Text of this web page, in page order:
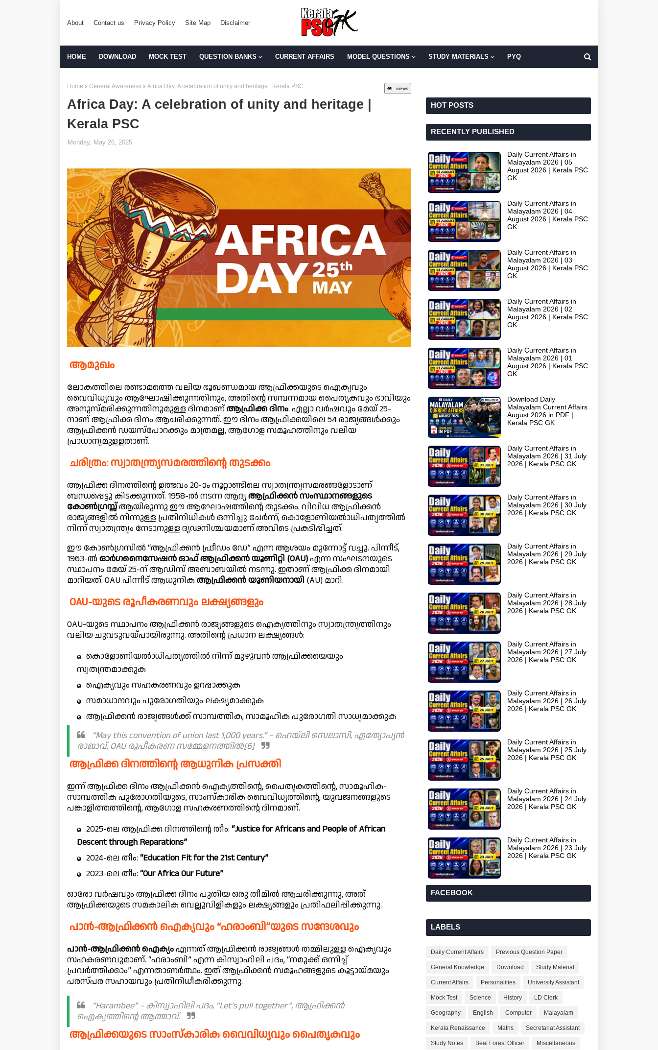
About Contact us Privacy Policy Site Map Disclaimer
HOME DOWNLOAD MOCK TEST QUESTION BANKS CURRENT AFFAIRS MODEL QUESTIONS STUDY MATERIALS PYQ
views
Home General Awareness Africa Day: A celebration of unity and heritage | Kerala PSC
Africa Day: A celebration of unity and heritage |
Kerala PSC
Monday, May 26, 2025
ആമുഖം
ലോകത്തിലെ രണ്ടാമത്തെ വലിയ ഭൂഖണ്ഡമായ ആഫ്രിക്കയുടെ ഐക്യവും
വൈവിധ്യവും ആഘോഷിക്കുന്നതിനും, അതിന്റെ സമ്പന്നമായ പൈതൃകവും ഭാവിയും
അനുസ്മരിക്കുന്നതിനുമുള്ള ദിനമാണ്ആഫ്രിക്ക ദിനം. എല്ലാ വർഷവും മേയ് 25-
നാണ് ആഫ്രിക്ക ദിനം ആചരിക്കുന്നത്. ഈ ദിനം ആഫ്രിക്കയിലെ 54 രാജ്യങ്ങൾക്കും
ആഫ്രിക്കൻ ഡയസ്പോറക്കും മാത്രമല്ല, ആഗോള സമൂഹത്തിനും വലിയ
പ്രാധാന്യമുള്ളതാണ്.
ചരിത്രം: സ്വാതന്ത്ര്യസമരത്തിന്റെ തുടക്കം
ആഫ്രിക്ക ദിനത്തിന്റെ ഉത്ഭവം 20-ാം നൂറ്റാണ്ടിലെ സ്വാതന്ത്ര്യസമരങ്ങളോടാണ്
ബന്ധപ്പെട്ടു കിടക്കുന്നത്. 1958-ൽ നടന്ന ആദ്യ ആഫ്രിക്കൻ സംസ്ഥാനങ്ങളുടെ
കോൺഗ്രസ്സ്ആയിരുന്നു ഈ ആഘോഷത്തിന്റെ തുടക്കം. വിവിധ ആഫ്രിക്കൻ
രാജ്യങ്ങളിൽ നിന്നുള്ള പ്രതിനിധികൾ ഒന്നിച്ചു ചേർന്ന്, കൊളോണിയൽാധിപത്യത്തിൽ
നിന്ന് സ്വാതന്ത്ര്യം നേടാനുള്ള ദൃഢനിശ്ചയമാണ് അവിടെ പ്രകടിപ്പിച്ചത്.
ഈ കോൺഗ്രസിൽ “ആഫ്രിക്കൻ ഫ്രീഡം ഡേ” എന്ന ആശയം മുന്നോട്ട് വച്ചു. പിന്നീട്,
1963-ൽ ഓർഗനൈസേഷൻ ഓഫ് ആഫ്രിക്കൻ യൂണിറ്റി (OAU)എന്ന സംഘടനയുടെ
സ്ഥാപനം മേയ് 25-ന് ആഡിസ് അബാബയിൽ നടന്നു. ഇതാണ് ആഫ്രിക്ക ദിനമായി
മാറിയത്. OAU പിന്നീട് ആധുനിക ആഫ്രിക്കൻ യൂണിയനായി (AU) മാറി.
OAU-യുടെ രൂപീകരണവും ലക്ഷ്യങ്ങളും
OAU-യുടെ സ്ഥാപനം ആഫ്രിക്കൻ രാജ്യങ്ങളുടെ ഐക്യത്തിനും സ്വാതന്ത്ര്യത്തിനും
വലിയ ചുവടുവയ്പായിരുന്നു. അതിന്റെ പ്രധാന ലക്ഷ്യങ്ങൾ:
കൊളോണിയൽാധിപത്യത്തിൽ നിന്ന് മുഴുവൻ ആഫ്രിക്കയെയും
സ്വതന്ത്രമാക്കുക
ഐക്യവും സഹകരണവും ഉറപ്പാക്കുക
സമാധാനവും പുരോഗതിയും ലക്ഷ്യമാക്കുക
ആഫ്രിക്കൻ രാജ്യങ്ങൾക്ക് സാമ്പത്തിക, സാമൂഹിക പുരോഗതി സാധ്യമാക്കുക
“May this convention of union last 1,000 years.” – ഹെയ്ലി സെലാസി, എത്യോപ്യൻ
രാജാവ്, OAU രൂപീകരണ സമ്മേളനത്തിൽ[6]
ആഫ്രിക്ക ദിനത്തിന്റെ ആധുനിക പ്രസക്തി
ഇന്ന് ആഫ്രിക്ക ദിനം ആഫ്രിക്കൻ ഐക്യത്തിന്റെ, പൈതൃകത്തിന്റെ, സാമൂഹിക-
സാമ്പത്തിക പുരോഗതിയുടെ, സാംസ്‌കാരിക വൈവിധ്യത്തിന്റെ, യുവജനങ്ങളുടെ
പങ്കാളിത്തത്തിന്റെ, ആഗോള സഹകരണത്തിന്റെ ദിനമാണ്.
2025-ലെ ആഫ്രിക്ക ദിനത്തിന്റെ തീം: “Justice for Africans and People of African
Descent through Reparations”
2024-ലെ തീം: “Education Fit for the 21st Century”
2023-ലെ തീം: “Our Africa Our Future”
ഓരോ വർഷവും ആഫ്രിക്ക ദിനം പുതിയ ഒരു തീമിൽ ആചരിക്കുന്നു, അത്
ആഫ്രിക്കയുടെ സമകാലിക വെല്ലുവിളികളും ലക്ഷ്യങ്ങളും പ്രതിഫലിപ്പിക്കുന്നു.
പാൻ-ആഫ്രിക്കൻ ഐക്യവും “ഹരാംബി”യുടെ സന്ദേശവും
പാൻ-ആഫ്രിക്കൻ ഐക്യംഎന്നത് ആഫ്രിക്കൻ രാജ്യങ്ങൾ തമ്മിലുള്ള ഐക്യവും
സഹകരണവുമാണ്. “ഹരാംബി” എന്ന കിസ്വാഹിലി പദം, “നമുക്ക് ഒന്നിച്ച്
പ്രവർത്തിക്കാം” എന്നതാണർത്ഥം. ഇത് ആഫ്രിക്കൻ സമൂഹങ്ങളുടെ കൂട്ടായ്മയും
പരസ്പര സഹായവും പ്രതിനിധീകരിക്കുന്നു.
“Harambee” – കിസ്വാഹിലി പദം, “Let’s pull together”, ആഫ്രിക്കൻ
ഐക്യത്തിന്റെ ആത്മാവ്.
ആഫ്രിക്കയുടെ സാംസ്‌കാരിക വൈവിധ്യവും പൈതൃകവും
HOT POSTS
RECENTLY PUBLISHED
Daily Current Affairs in
Malayalam 2026 | 05
August 2026 | Kerala PSC
GK
Daily Current Affairs in
Malayalam 2026 | 04
August 2026 | Kerala PSC
GK
Daily Current Affairs in
Malayalam 2026 | 03
August 2026 | Kerala PSC
GK
Daily Current Affairs in
Malayalam 2026 | 02
August 2026 | Kerala PSC
GK
Daily Current Affairs in
Malayalam 2026 | 01
August 2026 | Kerala PSC
GK
Download Daily
Malayalam Current Affairs
August 2026 in PDF |
Kerala PSC GK
Daily Current Affairs in
Malayalam 2026 | 31 July
2026 | Kerala PSC GK
Daily Current Affairs in
Malayalam 2026 | 30 July
2026 | Kerala PSC GK
Daily Current Affairs in
Malayalam 2026 | 29 July
2026 | Kerala PSC GK
Daily Current Affairs in
Malayalam 2026 | 28 July
2026 | Kerala PSC GK
Daily Current Affairs in
Malayalam 2026 | 27 July
2026 | Kerala PSC GK
Daily Current Affairs in
Malayalam 2026 | 26 July
2026 | Kerala PSC GK
Daily Current Affairs in
Malayalam 2026 | 25 July
2026 | Kerala PSC GK
Daily Current Affairs in
Malayalam 2026 | 24 July
2026 | Kerala PSC GK
Daily Current Affairs in
Malayalam 2026 | 23 July
2026 | Kerala PSC GK
FACEBOOK
LABELS
Daily Current Affairs Previous Question Paper
General Knowledge Download Study Material
Current Affairs Personalities University Assistant
Mock Test Science History LD Clerk
Geography English Computer Malayalam
Kerala Renaissance Maths Secretariat Assistant
Study Notes Beat Forest Officer Miscellaneous